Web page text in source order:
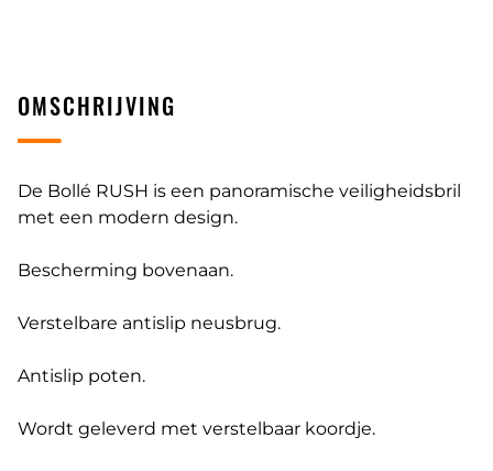
OMSCHRIJVING
De Bollé RUSH is een panoramische veiligheidsbril
met een modern design.
Bescherming bovenaan.
Verstelbare antislip neusbrug.
Antislip poten.
Wordt geleverd met verstelbaar koordje.